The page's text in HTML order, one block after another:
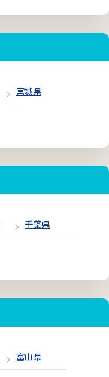
宮城県
千葉県
富山県